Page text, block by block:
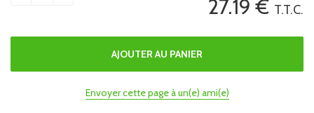
27.19 € T.T.C.
Envoyer cette page à un(e) ami(e)